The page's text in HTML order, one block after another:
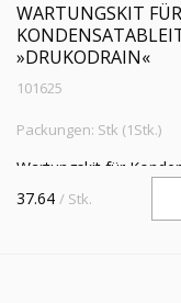
WARTUNGSKIT FÜR
»DRUKODRAIN«
101625
Packungen: Stk (1Stk.)
Wartungskit für
»drukodrain«
37.64 / Stk.